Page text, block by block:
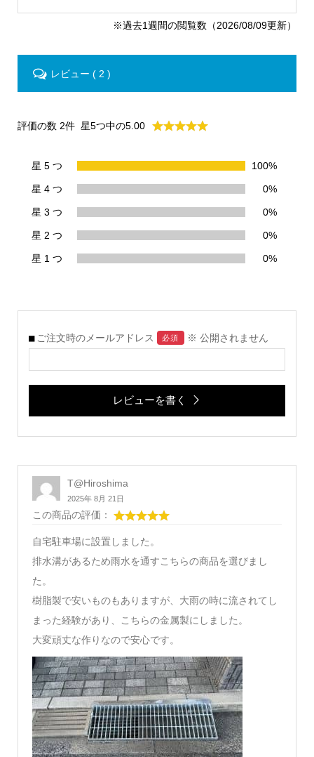
※過去1週間の閲覧数（2026/08/09更新）
レビュー ( 2 )
評価の数 2件星5つ中の5.00
星 5 つ 100%
星 4 つ 0%
星 3 つ 0%
星 2 つ 0%
星 1 つ 0%
ご注文時のメールアドレス 必須 ※ 公開されません
レビューを書く
T@Hiroshima
2025年 8月 21日
この商品の評価：
自宅駐車場に設置しました。
排水溝があるため雨水を通すこちらの商品を選びまし
た。
樹脂製で安いものもありますが、大雨の時に流されてし
まった経験があり、こちらの金属製にしました。
大変頑丈な作りなので安心です。